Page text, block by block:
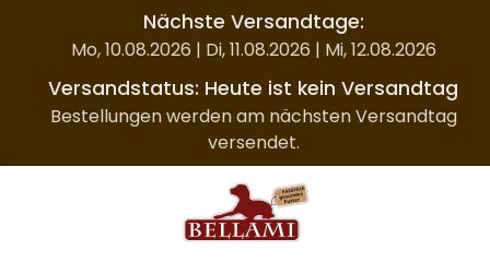
Zum Hauptinhalt springenNächste Versandtage:
Mo, 10.08.2026 | Di, 11.08.2026 | Mi, 12.08.2026
Versandstatus: Heute ist kein Versandtag
Bestellungen werden am nächsten Versandtag
versendet.